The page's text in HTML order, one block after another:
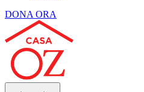
DONA ORA